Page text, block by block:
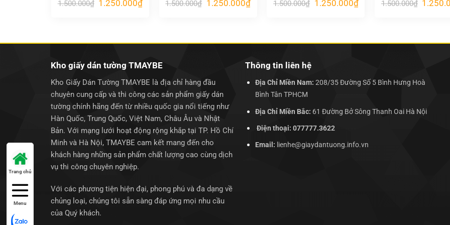
1.500.000₫ Giá
1.250.000₫Giá
1.500.000₫ Giá
1.250.000₫Giá
hiện
1.500.000₫ Giá
1.250.000₫Giá
hiện
1.500.000₫ Giá
Kho giấy dán tường TMAYBE
Kho Giấy Dán Tường TMAYBE là địa chỉ hàng đầu
chuyên cung cấp và thi công các sản phẩm giấy dán
tường chính hãng đến từ nhiều quốc gia nổi tiếng như
Hàn Quốc, Trung Quốc, Việt Nam, Châu Âu và Nhật
Bản. Với mạng lưới hoạt động rộng khắp tại TP. Hồ Chí
Minh và Hà Nội, TMAYBE cam kết mang đến cho
khách hàng những sản phẩm chất lượng cao cùng dịch
vụ thi công chuyên nghiệp.
Với các phương tiện hiện đại, phong phú và đa dạng về
chủng loại, chúng tôi sẵn sàng đáp ứng mọi nhu cầu
của Quý khách.
Thông tin liên hệ
Địa Chỉ Miền Nam: 208/35 Đường Số 5 Bình Hưng Hoà
Bình Tân TPHCM
Địa Chỉ Miền Bắc: 61 Đường Bở Sông Thanh Oai Hà Nội
Điện thoại: 077777.3622
Email: lienhe@giaydantuong.info.vn
Trang chủ
Menu